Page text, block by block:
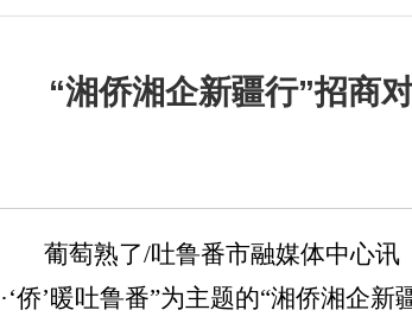
“湘侨湘企新疆行”招商
葡萄熟了/吐鲁番市融媒体中心讯
·‘侨’暖吐鲁番”为主题的“湘侨湘企